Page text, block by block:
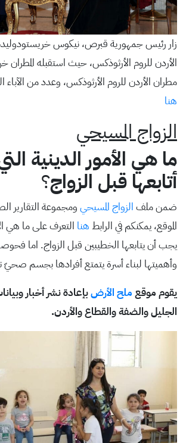
زار رئيس جمهورية قبرص، نيكوس
الأردن للروم الأرثوذكس، حيث استقبله
مطران الأردن للروم الأرثوذكس، وعدد من الآباء
هنا
الزواج المسيحي
ما هي الأمور الدينية
أتابعها قبل الزواج؟
ضمن ملف الزواج المسيحي ومجموعة التقارير
الموقع، يمكنكم في الرابط هنا التعرف على ما هي
يجب أن يتابعها الخطيبين قبل الزواج. اما
وأهميتها لبناء أسرة يتمتع أفرادها بجسم صحيّ
يقوم موقعملح الأرضبإعادة نشر أخبار
الجليل والضفة والقطاع والأردن.